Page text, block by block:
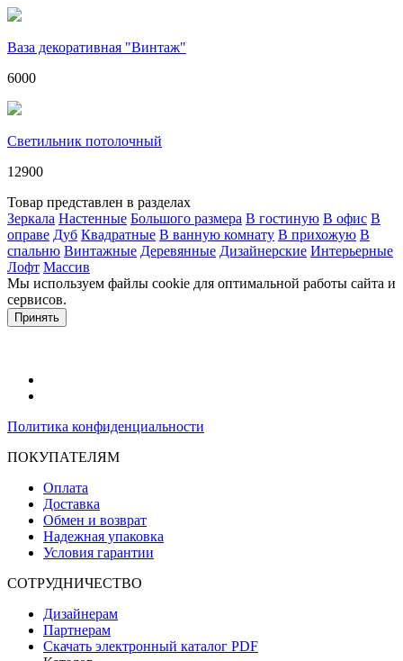
Ваза декоративная "Винтаж"
6000
Светильник потолочный
12900
Товар представлен в разделах
Зеркала Настенные Большого размера В гостиную В офис В
оправе Дуб Квадратные В ванную комнату В прихожую В
спальню Винтажные Деревянные Дизайнерские Интерьерные
Лофт Массив
Мы используем файлы cookie для оптимальной работы сайта и
сервисов.
Принять
Политика конфиденциальности
ПОКУПАТЕЛЯМ
Оплата
Доставка
Обмен и возврат
Надежная упаковка
Условия гарантии
СОТРУДНИЧЕСТВО
Дизайнерам
Партнерам
Скачать электронный каталог PDF